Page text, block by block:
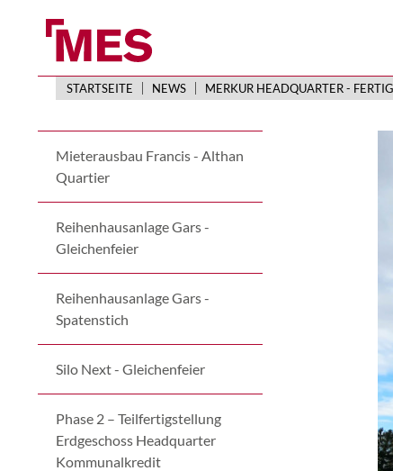
STARTSEITE NEWS MERKUR HEADQUARTER -
Mieterausbau Francis - Althan
Quartier
Reihenhausanlage Gars -
Gleichenfeier
Reihenhausanlage Gars -
Spatenstich
Silo Next - Gleichenfeier
Phase 2 – Teilfertigstellung
Erdgeschoss Headquarter
Kommunalkredit